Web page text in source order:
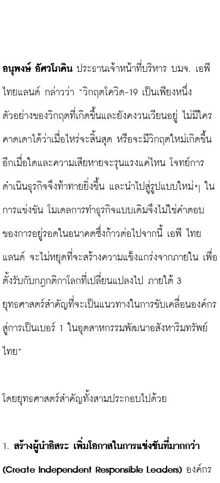
อนุพงษ์ อัศวโภคิน ประธานเจ้าหน้าที่บริหาร บมจ. เอพี
ไทยแลนด์ กล่าวว่า “วิกฤตโควิด-19 เป็นเพียงหนึ่ง
ตัวอย่างของวิกฤตที่เกิดขึ้นและยังคงวนเวียนอยู่ ไม่มีใคร
คาดเดาได้ว่าเมื่อไหร่จะสิ้นสุด หรือจะมีวิกฤตใหม่เกิดขึ้น
อีกเมื่อใดและความเสียหายจะรุนแรงแค่ไหน โจทย์การ
ดำเนินธุรกิจจึงท้าทายยิ่งขึ้น และนำไปสู่รูปแบบใหม่ๆ ใน
การแข่งขัน โมเดลการทำธุรกิจแบบเดิมจึงไม่ใช่คำตอบ
ของการอยู่รอดในอนาคตซึ่งก้าวต่อไปจากนี้ เอพี ไทย
แลนด์ จะไม่หยุดที่จะสร้างความแข็งแกร่งจากภายใน เพื่อ
ตั้งรับกับกฎกติกาโลกที่เปลี่ยนแปลงไป ภายใต้ 3
ยุทธศาสตร์สำคัญที่จะเป็นแนวทางในการขับเคลื่อนองค์กร
สู่การเป็นเบอร์ 1 ในอุตสาหกรรมพัฒนาอสังหาริมทรัพย์
ไทย”
โดยยุทธศาสตร์สำคัญทั้งสามประกอบไปด้วย
1. สร้างผู้นำอิสระ เพิ่มโอกาสในการแข่งขันที่มากกว่า
(Create Independent Responsible Leaders) องค์กร